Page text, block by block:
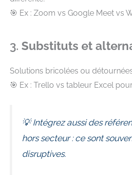
🎯 Ex : Zoom vs Google Meet vs
3. Substituts et
Solutions bricolées ou
🎯 Ex : Trello vs tableur Excel
💡 Intégrez aussi des
hors secteur : ce sont
disruptives.